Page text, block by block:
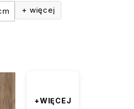
+ więcej
+WIĘCEJ